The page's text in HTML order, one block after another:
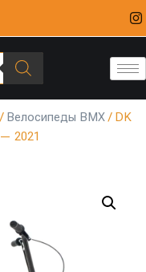
/ Велосипеды BMX/ DK
2021